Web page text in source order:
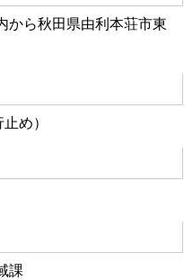
から秋田県由利本荘市東
め）
課